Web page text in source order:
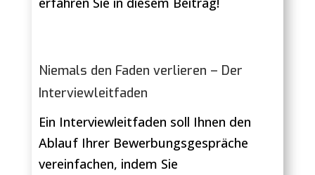
Niemals den Faden verlieren – Der
Interviewleitfaden
Ein Interviewleitfaden soll Ihnen den
Ablauf Ihrer Bewerbungsgespräche
vereinfachen, indem Sie